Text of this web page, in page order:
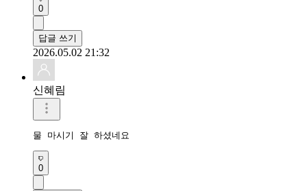
0
답글 쓰기
2026.05.02 21:32
신혜림
물 마시기 잘 하셨네요
0